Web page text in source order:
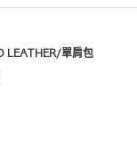
LEATHER/單肩包